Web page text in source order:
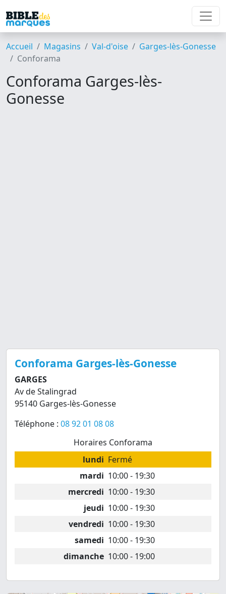
Accueil Magasins Val-d'oise
Garges-lès-Gonesse
Conforama
Conforama Garges-lès-
Gonesse
Conforama Garges-lès-Gonesse
GARGES
Av de Stalingrad
95140 Garges-lès-Gonesse
Téléphone : 08 92 01 08 08
Horaires Conforama
lundi Fermé
mardi 10:00 - 19:30
mercredi 10:00 - 19:30
jeudi 10:00 - 19:30
vendredi 10:00 - 19:30
samedi 10:00 - 19:30
dimanche 10:00 - 19:00